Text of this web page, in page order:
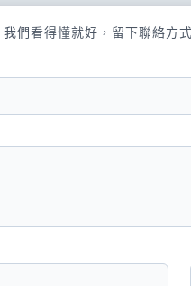
們看得懂就好，留下聯絡方